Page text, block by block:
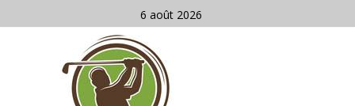
6 août 2026